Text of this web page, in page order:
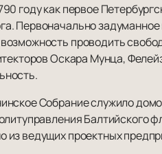
году как первое
Первоначально
проводить
Оскара Мунца,
Собрание служило
Балтийского
ведущих проектных